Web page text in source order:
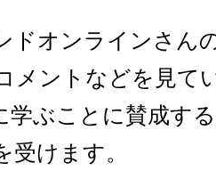
ドオンラインさん
メントなどを見て
学ぶことに賛成す
けます。